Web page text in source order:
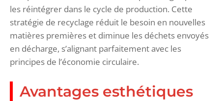
les réintégrer dans le cycle de production. Cette
stratégie de recyclage réduit le besoin en nouvelles
matières premières et diminue les déchets envoyés
en décharge, s’alignant parfaitement avec les
principes de l’économie circulaire.
Avantages esthétiques